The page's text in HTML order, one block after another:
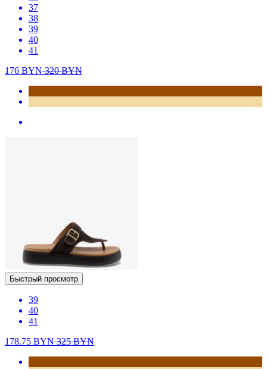
37
38
39
40
41
176 BYN320BYN
Быстрый просмотр
39
40
41
178.75 BYN325BYN